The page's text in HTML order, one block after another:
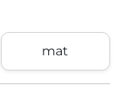
mat